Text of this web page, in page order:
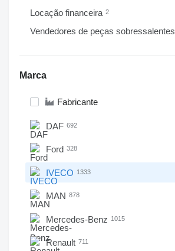
Locação financeira 2
Vendedores de peças sobressalentes
Marca
Fabricante
DAF 692
Ford 328
IVECO 1333
MAN 878
Mercedes-Benz 1015
Renault 711